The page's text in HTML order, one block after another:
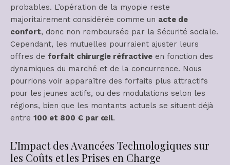
probables. L’opération de la myopie reste
majoritairement considérée comme un acte de
confort, donc non remboursée par la Sécurité sociale.
Cependant, les mutuelles pourraient ajuster leurs
offres de forfait chirurgie réfractive en fonction des
dynamiques du marché et de la concurrence. Nous
pourrions voir apparaître des forfaits plus attractifs
pour les jeunes actifs, ou des modulations selon les
régions, bien que les montants actuels se situent déjà
entre 100 et 800 € par œil.
L’Impact des Avancées Technologiques sur
les Coûts et les Prises en Charge